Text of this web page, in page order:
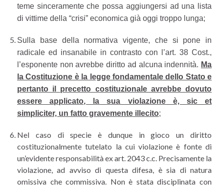
teme sinceramente che possa aggiungersi ad una lista
di vittime della “crisi” economica già oggi troppo lunga;
Sulla base della normativa vigente, che si pone in
radicale ed insanabile in contrasto con l’art. 38 Cost.,
l’esponente non avrebbe diritto ad alcuna indennità. Ma
la Costituzione è la legge fondamentale dello Stato e
pertanto il precetto costituzionale avrebbe dovuto
essere applicato, la sua violazione è, sic et
simpliciter, un fatto gravemente illecito;
Nel caso di specie è dunque in gioco un diritto
costituzionalmente tutelato la cui violazione è fonte di
un’evidente responsabilità ex art. 2043 c.c. Precisamente la
violazione, ad avviso di questa difesa, è sia di natura
omissiva che commissiva. Non è stata disciplinata con